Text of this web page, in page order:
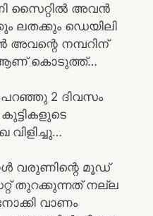
സൈറ്റിൽ അവൻ
ലതക്കും ഡെയിലി
നമ്പറിന്
ആണ് കൊടുത്ത്…
2 ദിവസം
വരുണിന്റെ മൂഡ്
തുറക്കുന്നത് നല്ല
വാണം